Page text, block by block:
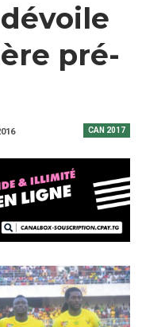
pré-
CAN 2017